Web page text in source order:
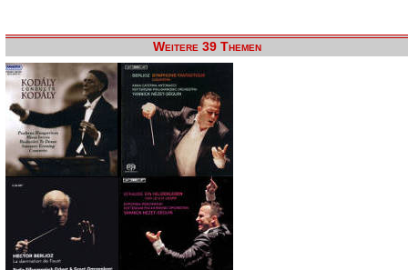
Weitere 39 Themen